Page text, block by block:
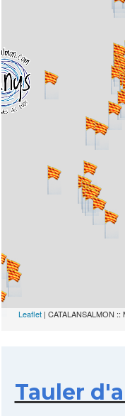
Leaflet | CATALANSALMON ::
Tauler